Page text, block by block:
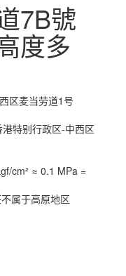
7B號
度多
区麦当劳道1号
特别行政区-中西区
cm² ≈ 0.1 MPa =
属于高原地区